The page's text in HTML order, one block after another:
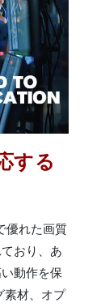
する
優れた画質
おり、あ
動作を保
素材、オプ